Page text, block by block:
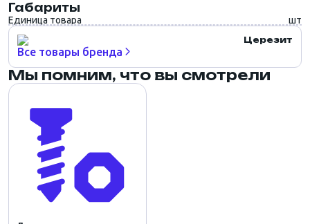
Габариты
Единица товара шт
Церезит
Все товары бренда
Мы помним, что вы смотрели